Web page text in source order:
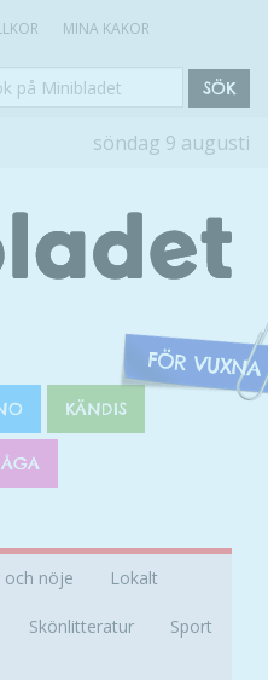
MINA KAKOR
SÖK
söndag 9 augusti
KÄNDIS
och nöje Lokalt
Skönlitteratur Sport